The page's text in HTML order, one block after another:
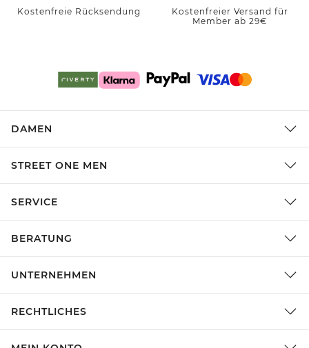
Kostenfreie Rücksendung
Kostenfreier Versand für
Member ab 29€
DAMEN
STREET ONE MEN
SERVICE
BERATUNG
UNTERNEHMEN
RECHTLICHES